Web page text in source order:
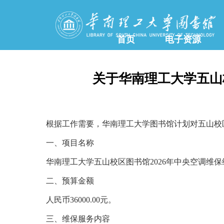
首页 电子资源
关于华南理工大学五
根据工作需要，华南理工大学图书馆计划对五山
一、项目名称
华南理工大学五山校区图书馆2026年中央空调维
二、预算金额
人民币36000.00元。
三、维保服务内容